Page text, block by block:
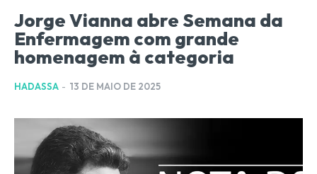
Jorge Vianna abre Semana da
Enfermagem com grande
homenagem à categoria
HADASSA - 13 DE MAIO DE 2025